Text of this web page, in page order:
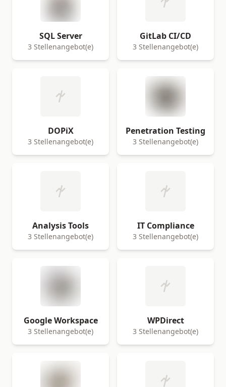
SQL Server
3 Stellenangebot(e)
GitLab CI/CD
3 Stellenangebot(e)
DOPiX
3 Stellenangebot(e)
Penetration Testing
3 Stellenangebot(e)
Analysis Tools
3 Stellenangebot(e)
IT Compliance
3 Stellenangebot(e)
Google Workspace
3 Stellenangebot(e)
WPDirect
3 Stellenangebot(e)